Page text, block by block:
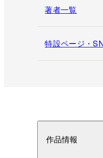
著者一覧
特設ページ・
作品情報